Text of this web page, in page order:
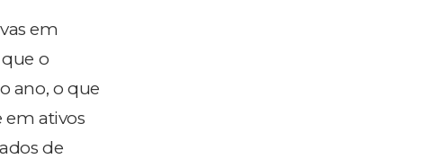
em
o
ano, o que
em ativos
de